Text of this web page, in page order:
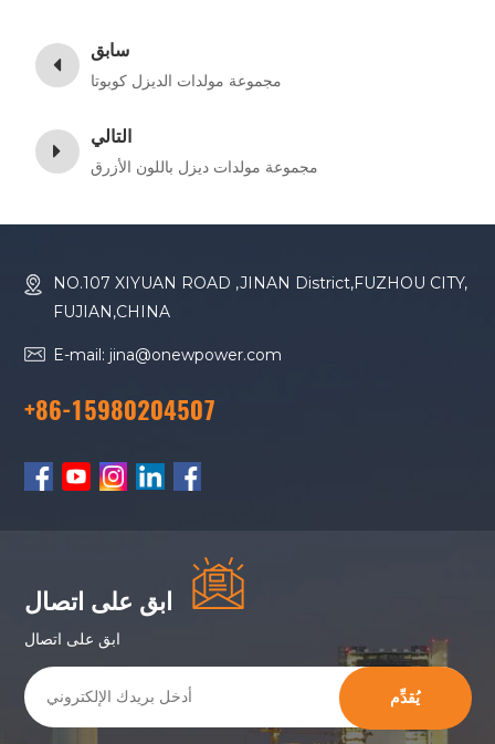
سابق
مجموعة مولدات الديزل كوبوتا
التالي
مجموعة مولدات ديزل باللون الأزرق
NO.107 XIYUAN ROAD ,JINAN District,FUZHOU CITY,
FUJIAN,CHINA
E-mail: jina@onewpower.com
+86-15980204507
ابق على اتصال
ابق على اتصال
يُقدِّم